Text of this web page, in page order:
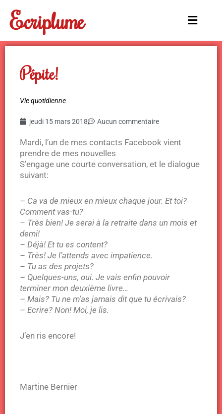
contenu
Ecriplume
Main
Pépite!
Vie quotidienne
jeudi 15 mars 2018 Aucun commentaire
Mardi, l’un de mes contacts Facebook vient
prendre de mes nouvelles
S’engage une courte conversation, et le dialogue
suivant:
– Ca va de mieux en mieux chaque jour. Et toi?
Comment vas-tu?
– Très bien! Je serai à la retraite dans un mois et
demi!
– Déjà! Et tu es content?
– Très! Je l’attends avec impatience.
– Tu as des projets?
– Quelques-uns, oui. Je vais enfin pouvoir
terminer mon deuxième livre…
– Mais? Tu ne m’as jamais dit que tu écrivais?
– Ecrire? Non! Moi, je lis.
J’en ris encore!
Martine Bernier